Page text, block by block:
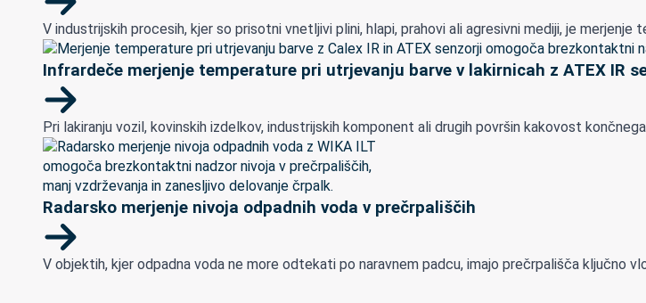
V industrijskih procesih, kjer so prisotni vnetljivi plini, hlapi, prahovi ali agresivni mediji, je
Infrardeče merjenje temperature pri utrjevanju barve v lakirnicah z ATEX IR
Pri lakiranju vozil, kovinskih izdelkov, industrijskih komponent ali drugih površin kakovost
Radarsko merjenje nivoja odpadnih voda v prečrpališčih
V objektih, kjer odpadna voda ne more odtekati po naravnem padcu, imajo prečrpališča ključno